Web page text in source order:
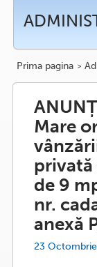
Prima pagina
Mare
privată
de 9
nr.
anexă
23